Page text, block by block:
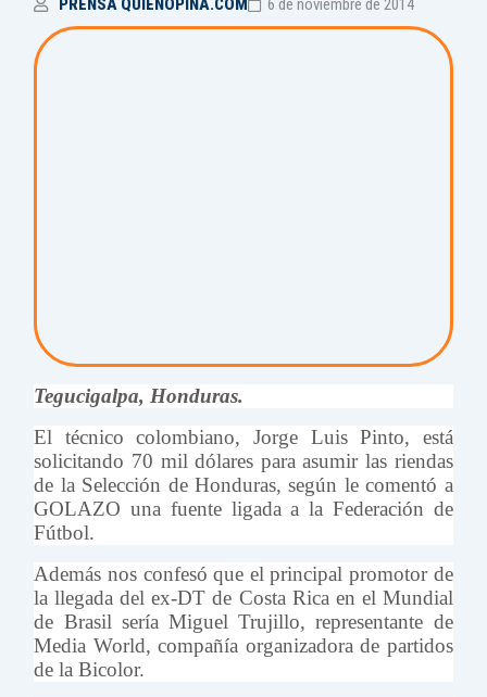
Tegucigalpa, Honduras.
El técnico colombiano, Jorge Luis Pinto, está
solicitando 70 mil dólares para asumir las riendas
de la Selección de Honduras, según le comentó a
GOLAZO una fuente ligada a la Federación de
Fútbol.
Además nos confesó que el principal promotor de
la llegada del ex-DT de Costa Rica en el Mundial
de Brasil sería Miguel Trujillo, representante de
Media World, compañía organizadora de partidos
de la Bicolor.